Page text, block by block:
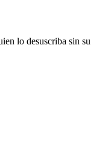
lo desuscriba sin su